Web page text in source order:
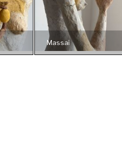
Massai